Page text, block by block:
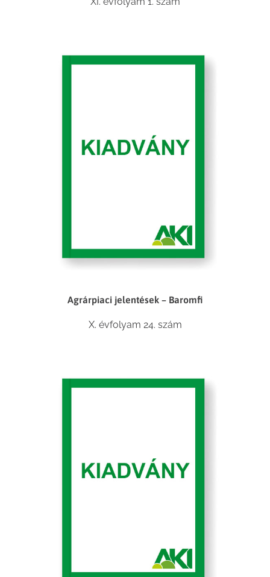
Agrárpiaci jelentések – Baromfi
X. évfolyam 24. szám